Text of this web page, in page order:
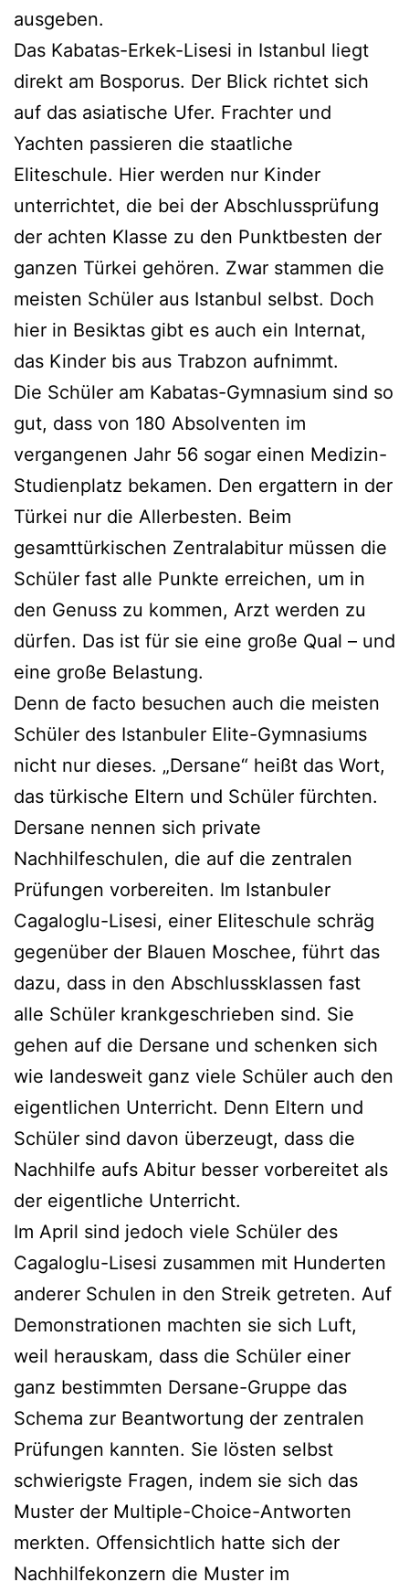
ausgeben.
Das Kabatas-Erkek-Lisesi in Istanbul liegt
direkt am Bosporus. Der Blick richtet sich
auf das asiatische Ufer. Frachter und
Yachten passieren die staatliche
Eliteschule. Hier werden nur Kinder
unterrichtet, die bei der Abschlussprüfung
der achten Klasse zu den Punktbesten der
ganzen Türkei gehören. Zwar stammen die
meisten Schüler aus Istanbul selbst. Doch
hier in Besiktas gibt es auch ein Internat,
das Kinder bis aus Trabzon aufnimmt.
Die Schüler am Kabatas-Gymnasium sind so
gut, dass von 180 Absolventen im
vergangenen Jahr 56 sogar einen Medizin-
Studienplatz bekamen. Den ergattern in der
Türkei nur die Allerbesten. Beim
gesamttürkischen Zentralabitur müssen die
Schüler fast alle Punkte erreichen, um in
den Genuss zu kommen, Arzt werden zu
dürfen. Das ist für sie eine große Qual – und
eine große Belastung.
Denn de facto besuchen auch die meisten
Schüler des Istanbuler Elite-Gymnasiums
nicht nur dieses. „Dersane“ heißt das Wort,
das türkische Eltern und Schüler fürchten.
Dersane nennen sich private
Nachhilfeschulen, die auf die zentralen
Prüfungen vorbereiten. Im Istanbuler
Cagaloglu-Lisesi, einer Eliteschule schräg
gegenüber der Blauen Moschee, führt das
dazu, dass in den Abschlussklassen fast
alle Schüler krankgeschrieben sind. Sie
gehen auf die Dersane und schenken sich
wie landesweit ganz viele Schüler auch den
eigentlichen Unterricht. Denn Eltern und
Schüler sind davon überzeugt, dass die
Nachhilfe aufs Abitur besser vorbereitet als
der eigentliche Unterricht.
Im April sind jedoch viele Schüler des
Cagaloglu-Lisesi zusammen mit Hunderten
anderer Schulen in den Streik getreten. Auf
Demonstrationen machten sie sich Luft,
weil herauskam, dass die Schüler einer
ganz bestimmten Dersane-Gruppe das
Schema zur Beantwortung der zentralen
Prüfungen kannten. Sie lösten selbst
schwierigste Fragen, indem sie sich das
Muster der Multiple-Choice-Antworten
merkten. Offensichtlich hatte sich der
Nachhilfekonzern die Muster im